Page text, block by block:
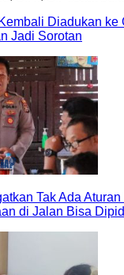
Diadukan ke
Jadi Sorotan
Tak Ada
di Jalan Bisa